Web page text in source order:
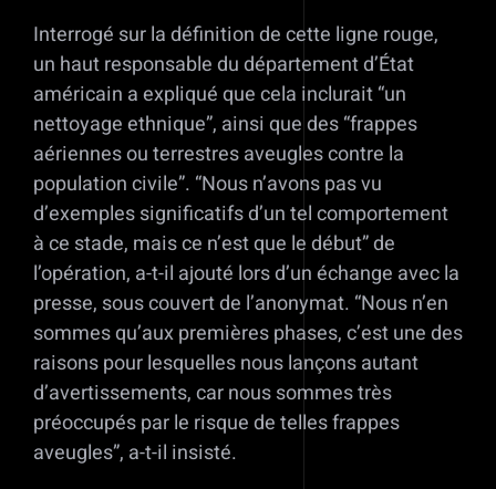
Interrogé sur la définition de cette ligne rouge,
un haut responsable du département d’État
américain a expliqué que cela inclurait “un
nettoyage ethnique”, ainsi que des “frappes
aériennes ou terrestres aveugles contre la
population civile”. “Nous n’avons pas vu
d’exemples significatifs d’un tel comportement
à ce stade, mais ce n’est que le début” de
l’opération, a-t-il ajouté lors d’un échange avec la
presse, sous couvert de l’anonymat. “Nous n’en
sommes qu’aux premières phases, c’est une des
raisons pour lesquelles nous lançons autant
d’avertissements, car nous sommes très
préoccupés par le risque de telles frappes
aveugles”, a-t-il insisté.